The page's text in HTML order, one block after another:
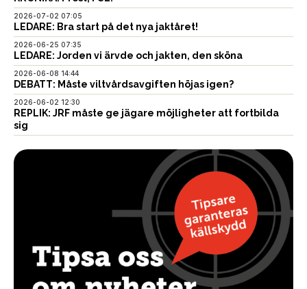
2026-07-02 07:05
LEDARE: Bra start på det nya jaktåret!
2026-06-25 07:35
LEDARE: Jorden vi ärvde och jakten, den sköna
2026-06-08 14:44
DEBATT: Måste viltvårdsavgiften höjas igen?
2026-06-02 12:30
REPLIK: JRF måste ge jägare möjligheter att fortbilda
sig